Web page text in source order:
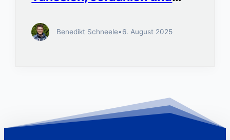
Benedikt Schneele•6. August 2025